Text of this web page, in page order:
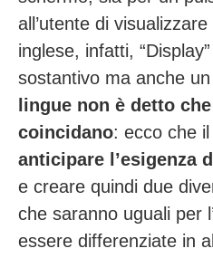
all’utente di
inglese, infatti,
sostantivo ma anche
lingue non è detto
coincidano: ecco che
anticipare l’esigenza
e creare quindi due
che saranno uguali per
essere differenziate in